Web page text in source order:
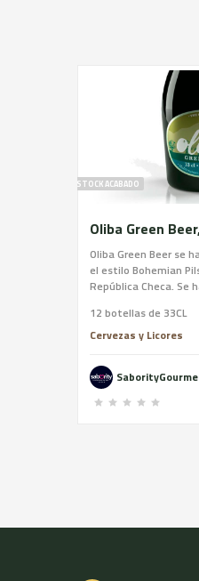
STOCK ACABADO
Oliba Green Beer se
el estilo Bohemian
República Checa. Se
12 botellas de 33CL
Cervezas y Licores